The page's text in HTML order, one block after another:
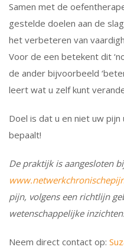
Samen met de
gestelde doelen aan de
het verbeteren van
Voor de een betekent dit
de ander bijvoorbeeld
leert wat u zelf kunt
Doel is dat u en niet uw
bepaalt!
De praktijk is aangesloten
pijn, volgens een richtlijn
wetenschappelijke inzichten.
Neem direct contact op: